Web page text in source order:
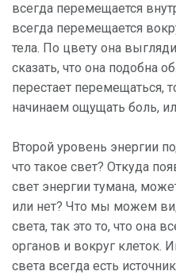
всегда перемещается
всегда перемещается
тела. По цвету она
сказать, что она подобна
перестает перемещаться,
начинаем ощущать боль,
Второй уровень энергии
что такое свет? Откуда
свет энергии тумана,
или нет? Что мы можем
света, так это то, что она
органов и вокруг клеток.
света всегда есть